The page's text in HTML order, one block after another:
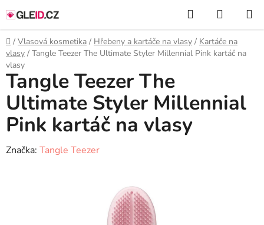
na
obsah
Hledat
KOŠÍK
Domů
/ Vlasová kosmetika / Hřebeny a kartáče na vlasy / Kartáče na
vlasy / Tangle Teezer The Ultimate Styler Millennial Pink kartáč na
vlasy
Tangle Teezer The
Ultimate Styler Millennial
Pink kartáč na vlasy
Značka: Tangle Teezer